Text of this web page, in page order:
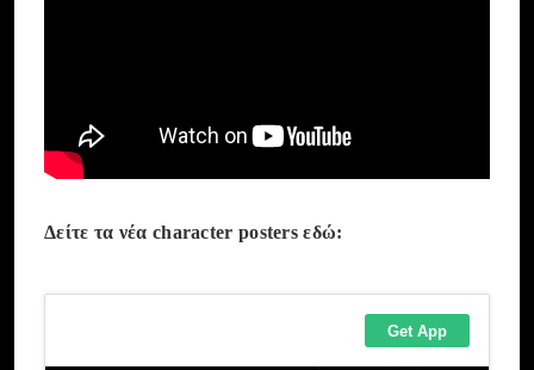
Δείτε τα νέα character posters εδώ: